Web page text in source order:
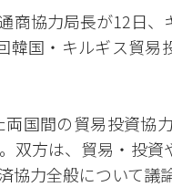
商協力局長が12日
国・キルギス貿易
国間の貿易投資協
双方は、貿易・投資
力全般について議論